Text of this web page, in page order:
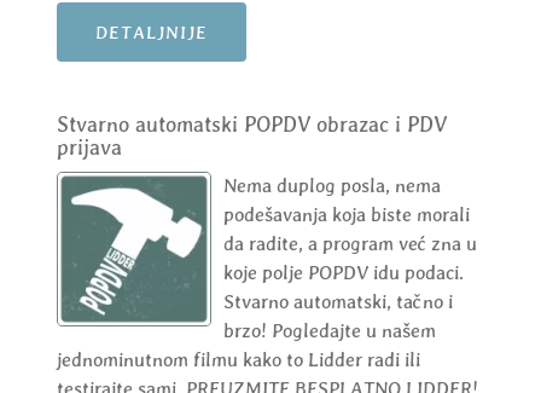
DETALJNIJE
Stvarno automatski POPDV obrazac i PDV
prijava
Nema duplog posla, nema
podešavanja koja biste morali
da radite, a program već zna u
koje polje POPDV idu podaci.
Stvarno automatski, tačno i
brzo! Pogledajte u našem
jednominutnom filmu kako to Lidder radi ili